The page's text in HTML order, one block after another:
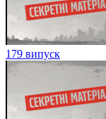
179 випуск